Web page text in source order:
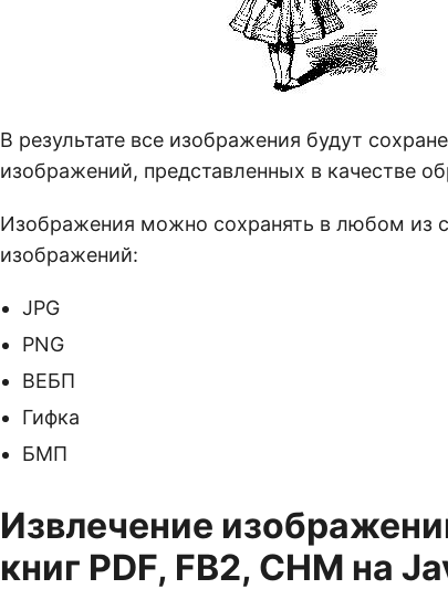
В результате все изображения будут
изображений, представленных в качестве
Изображения можно сохранять в любом из
изображений:
JPG
PNG
ВЕБП
Гифка
БМП
Извлечение
книг PDF, FB2, CHM на